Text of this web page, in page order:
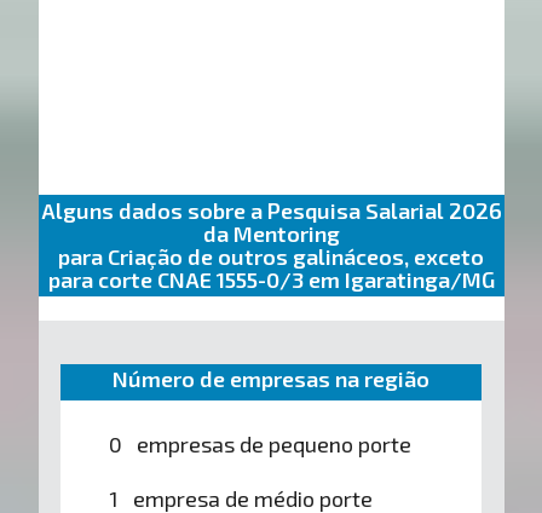
Alguns dados sobre a Pesquisa Salarial 2026
da Mentoring
para Criação de outros galináceos, exceto
para corte CNAE 1555-0/3 em Igaratinga/MG
Número de empresas na região
0 empresas de pequeno porte
1 empresa de médio porte